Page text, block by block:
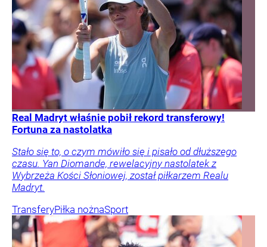
Real Madryt właśnie pobił rekord transferowy!
Fortuna za nastolatka
Stało się to, o czym mówiło się i pisało od dłuższego
czasu. Yan Diomande, rewelacyjny nastolatek z
Wybrzeża Kości Słoniowej, został piłkarzem Realu
Madryt.
TransferyPiłka nożnaSport